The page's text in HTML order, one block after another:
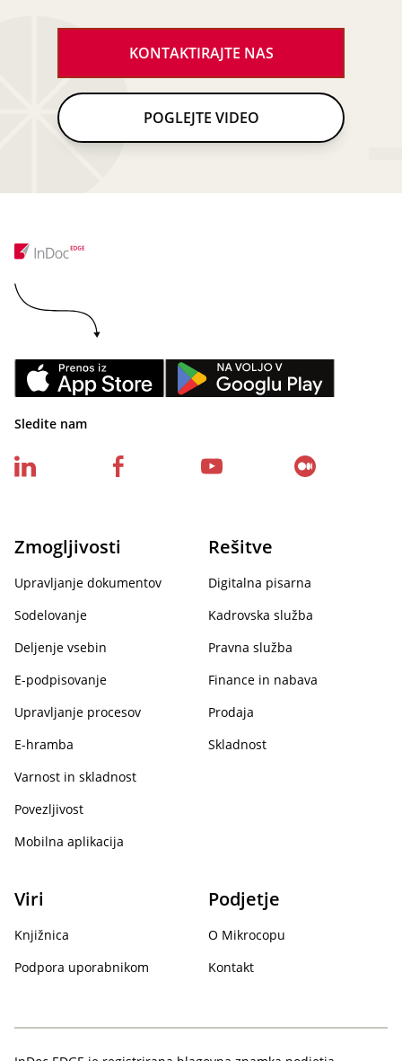
KONTAKTIRAJTE NAS
POGLEJTE VIDEO
Sledite nam
Zmogljivosti
Upravljanje dokumentov
Sodelovanje
Deljenje vsebin
E-podpisovanje
Upravljanje procesov
E-hramba
Varnost in skladnost
Povezljivost
Mobilna aplikacija
Rešitve
Digitalna pisarna
Kadrovska služba
Pravna služba
Finance in nabava
Prodaja
Skladnost
Viri
Knjižnica
Podpora uporabnikom
Podjetje
O Mikrocopu
Kontakt